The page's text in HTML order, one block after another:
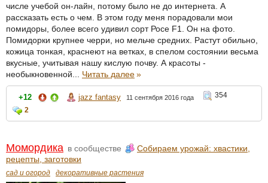
числе учебой он-лайн, потому было не до интернета. А
рассказать есть о чем. В этом году меня порадовали мои
помидоры, более всего удивил сорт Росе F1. Он на фото.
Помидорки крупнее черри, но мельче средних. Растут обильно,
кожица тонкая, краснеют на ветках, в спелом состоянии весьма
вкусные, учитывая нашу кислую почву. А красоты -
необыкновенной... Читать далее»
+12 jazz fantasy 11 сентября 2016 года
354
2
Момордика в сообществе
Собираем урожай: хвастики,
рецепты, заготовки
сад и огород декоративные растения